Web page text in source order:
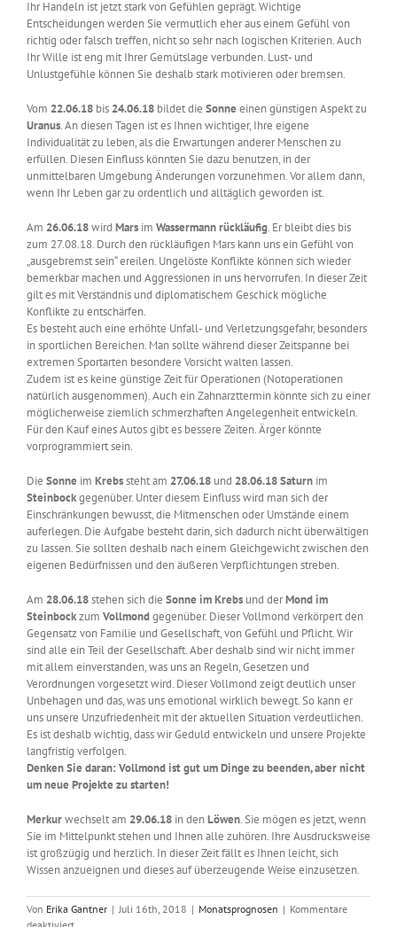
Ihr Handeln ist jetzt stark von Gefühlen geprägt. Wichtige
Entscheidungen werden Sie vermutlich eher aus einem Gefühl von
richtig oder falsch treffen, nicht so sehr nach logischen Kriterien. Auch
Ihr Wille ist eng mit Ihrer Gemütslage verbunden. Lust- und
Unlustgefühle können Sie deshalb stark motivieren oder bremsen.
Vom 22.06.18 bis 24.06.18 bildet die Sonne einen günstigen Aspekt zu
Uranus. An diesen Tagen ist es Ihnen wichtiger, Ihre eigene
Individualität zu leben, als die Erwartungen anderer Menschen zu
erfüllen. Diesen Einfluss könnten Sie dazu benutzen, in der
unmittelbaren Umgebung Änderungen vorzunehmen. Vor allem dann,
wenn Ihr Leben gar zu ordentlich und alltäglich geworden ist.
Am 26.06.18wird Mars im Wassermannrückläufig. Er bleibt dies bis
zum 27.08.18. Durch den rückläufigen Mars kann uns ein Gefühl von
„ausgebremst sein“ ereilen. Ungelöste Konflikte können sich wieder
bemerkbar machen und Aggressionen in uns hervorrufen. In dieser Zeit
gilt es mit Verständnis und diplomatischem Geschick mögliche
Konflikte zu entschärfen.
Es besteht auch eine erhöhte Unfall- und Verletzungsgefahr, besonders
in sportlichen Bereichen. Man sollte während dieser Zeitspanne bei
extremen Sportarten besondere Vorsicht walten lassen.
Zudem ist es keine günstige Zeit für Operationen (Notoperationen
natürlich ausgenommen). Auch ein Zahnarzttermin könnte sich zu einer
möglicherweise ziemlich schmerzhaften Angelegenheit entwickeln.
Für den Kauf eines Autos gibt es bessere Zeiten. Ärger könnte
vorprogrammiert sein.
Die Sonne im Krebssteht am 27.06.18 und 28.06.18Saturn im
Steinbockgegenüber. Unter diesem Einfluss wird man sich der
Einschränkungen bewusst, die Mitmenschen oder Umstände einem
auferlegen. Die Aufgabe besteht darin, sich dadurch nicht überwältigen
zu lassen. Sie sollten deshalb nach einem Gleichgewicht zwischen den
eigenen Bedürfnissen und den äußeren Verpflichtungen streben.
Am 28.06.18stehen sich die Sonne im Krebs und derMond im
Steinbockzum Vollmondgegenüber. Dieser Vollmond verkörpert den
Gegensatz von Familie und Gesellschaft, von Gefühl und Pflicht. Wir
sind alle ein Teil der Gesellschaft. Aber deshalb sind wir nicht immer
mit allem einverstanden, was uns an Regeln, Gesetzen und
Verordnungen vorgesetzt wird. Dieser Vollmond zeigt deutlich unser
Unbehagen und das, was uns emotional wirklich bewegt. So kann er
uns unsere Unzufriedenheit mit der aktuellen Situation verdeutlichen.
Es ist deshalb wichtig, dass wir Geduld entwickeln und unsere Projekte
langfristig verfolgen.
Denken Sie daran: Vollmond ist gut um Dinge zu beenden, aber nicht
um neue Projekte zu starten!
Merkurwechselt am 29.06.18 in denLöwen. Sie mögen es jetzt, wenn
Sie im Mittelpunkt stehen und Ihnen alle zuhören. Ihre Ausdrucksweise
ist großzügig und herzlich. In dieser Zeit fällt es Ihnen leicht, sich
Wissen anzueignen und dieses auf überzeugende Weise einzusetzen.
Von Erika Gantner | Juli 16th, 2018 | Monatsprognosen | Kommentare
für